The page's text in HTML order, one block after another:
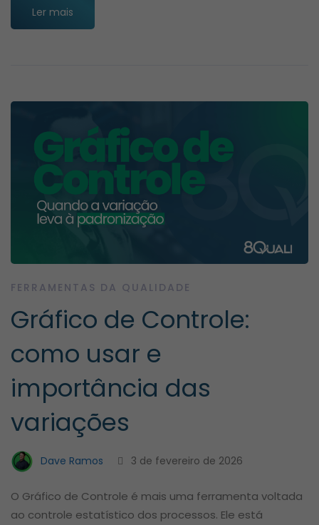
Ler mais
FERRAMENTAS DA QUALIDADE
Gráfico de Controle:
como usar e
importância das
variações
Dave Ramos 3 de fevereiro de 2026
O Gráfico de Controle é mais uma ferramenta voltada
ao controle estatístico dos processos. Ele está